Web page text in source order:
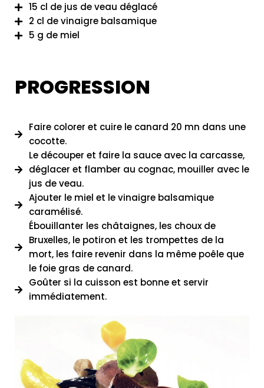
15 cl de jus de veau déglacé
2 cl de vinaigre balsamique
5 g de miel
PROGRESSION
Faire colorer et cuire le canard 20 mn dans une
cocotte.
Le découper et faire la sauce avec la carcasse,
déglacer et flamber au cognac, mouiller avec le
jus de veau.
Ajouter le miel et le vinaigre balsamique
caramélisé.
Ébouillanter les châtaignes, les choux de
Bruxelles, le potiron et les trompettes de la
mort, les faire revenir dans la même poêle que
le foie gras de canard.
Goûter si la cuisson est bonne et servir
immédiatement.